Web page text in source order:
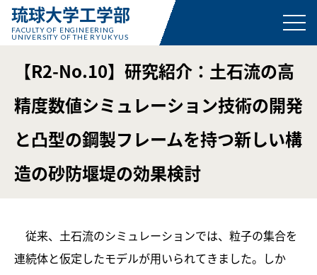
琉球大学工学部
FACULTY OF ENGINEERING
UNIVERSITY OF THE RYUKYUS
【R2-No.10】研究紹介：土石流の高
精度数値シミュレーション技術の開発
と凸型の鋼製フレームを持つ新しい構
造の砂防堰堤の効果検討
従来、土石流のシミュレーションでは、粒子の集合を
連続体と仮定したモデルが用いられてきました。しか